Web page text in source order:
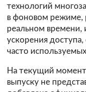
технологий
в фоновом режиме,
реальном времени,
ускорения
часто
На текущий
выпуску не